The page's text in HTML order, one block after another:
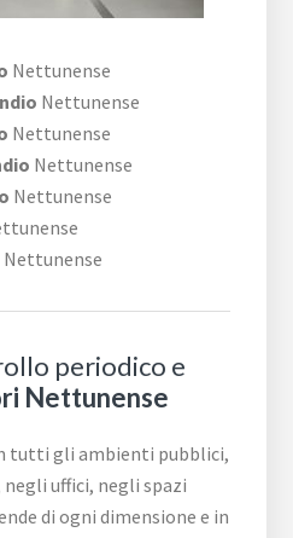
Nettunense
Nettunense
Nettunense
Nettunense
Nettunense
Nettunense
periodico e
Nettunense
tutti gli ambienti pubblici,
uffici, negli spazi
di ogni dimensione e in